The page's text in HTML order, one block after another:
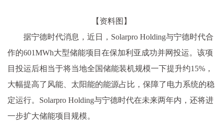
【资料图】
据宁德时代消息，近日，Solarpro Holding与宁德时代合
作的601MWh大型储能项目在保加利亚成功并网投运。该项
目投运后相当于将当地全国储能装机规模一下提升约15%，
大幅提高了风能、太阳能的能源占比，保障了电力系统的稳
定运行。Solarpro Holding与宁德时代在未来两年内，还将进
一步扩大储能项目规模。